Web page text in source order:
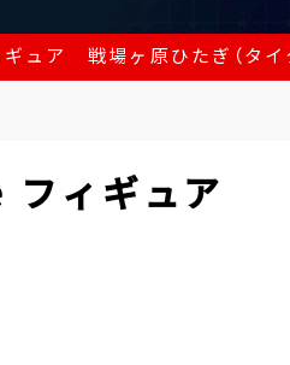
ア 戦場ヶ原ひたぎ（タイ
フィギュア